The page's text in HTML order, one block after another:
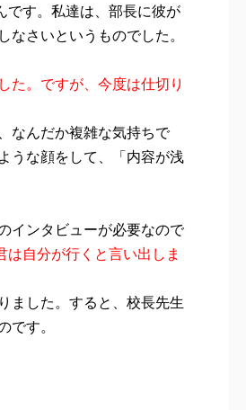
です。私達は、部長に彼が
さいというものでした。
た。ですが、今度は仕切り
なんだか複雑な気持ちで
うな顔をして、「内容が浅
インタビューが必要なので
は自分が行くと言い出しま
ました。すると、校長先生
す。